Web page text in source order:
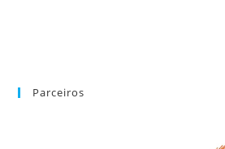
Parceiros